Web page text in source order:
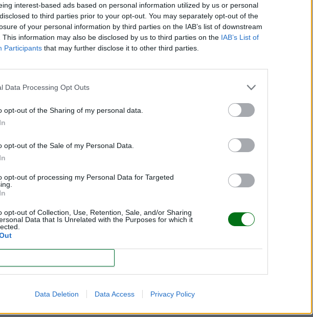
interest-based ads based on personal information utilized by us or personal
to third parties prior to your opt-out. You may separately opt-out of the
of your personal information by third parties on the IAB’s list of downstream
This information may also be disclosed by us to third parties on the IAB’s List of
Participants that may further disclose it to other third parties.
Data Processing Opt Outs
opt-out of the Sharing of my personal data.
opt-out of the Sale of my Personal Data.
opt-out of processing my Personal Data for Targeted
opt-out of Collection, Use, Retention, Sale, and/or Sharing
Data that Is Unrelated with the Purposes for which it
Data Deletion Data Access Privacy Policy
enlentece el paso del alimento del estómago al intestino
. Al principio, los vómitos son esporádicos y, más tarde, se producen después de
con el paso del tiempo,se produce una parada en su crecimiento.
.
haber comido.
resortera, poco después de haber comido y justo antes de vomitar.